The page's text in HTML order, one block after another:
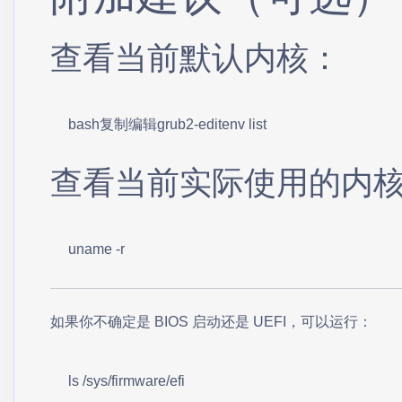
查看当前默认内核：
bash复制编辑grub2-editenv list
查看当前实际使用的内
uname -r
如果你不确定是 BIOS 启动还是 UEFI，可以运行：
ls /sys/firmware/efi